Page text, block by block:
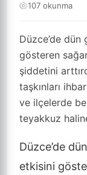
Düzce’de
gösteren
şiddetini
taşkınları
ve ilçelerde
teyakkuz
107 okunma
Düzce’de
etkisini